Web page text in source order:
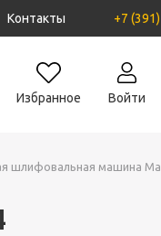
Контакты +7
Избранное Войти
шлифовальная машина